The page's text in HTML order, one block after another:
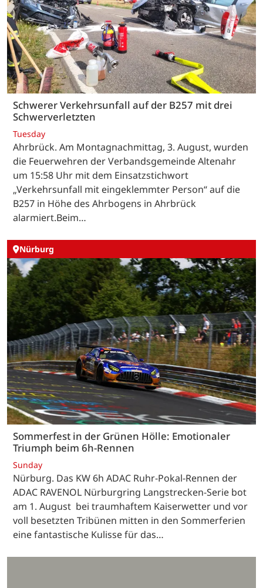
Schwerer Verkehrsunfall auf der B257 mit drei
Schwerverletzten
Tuesday
Ahrbrück. Am Montagnachmittag, 3. August, wurden
die Feuerwehren der Verbandsgemeinde Altenahr
um 15:58 Uhr mit dem Einsatzstichwort
„Verkehrsunfall mit eingeklemmter Person“ auf die
B257 in Höhe des Ahrbogens in Ahrbrück
alarmiert.Beim…
Nürburg
Sommerfest in der Grünen Hölle: Emotionaler
Triumph beim 6h-Rennen
Sunday
Nürburg. Das KW 6h ADAC Ruhr-Pokal-Rennen der
ADAC RAVENOL Nürburgring Langstrecken-Serie bot
am 1. August bei traumhaftem Kaiserwetter und vor
voll besetzten Tribünen mitten in den Sommerferien
eine fantastische Kulisse für das…